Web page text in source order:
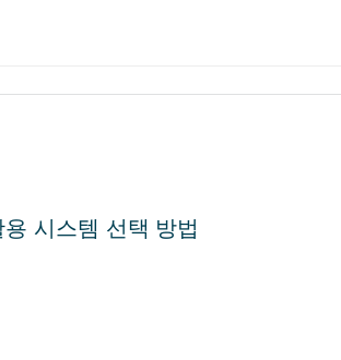
룹니다.
시스템 선택 방법